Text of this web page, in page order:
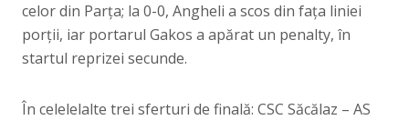
celor din Parța; la 0-0, Angheli a scos din fața liniei
porții, iar portarul Gakos a apărat un penalty, în
startul reprizei secunde.
În celelelalte trei sferturi de finală: CSC Săcălaz – AS